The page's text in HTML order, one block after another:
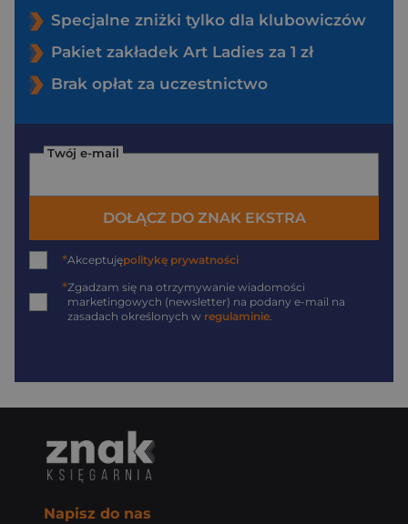
Specjalne zniżki tylko dla klubowiczów
Pakiet zakładek Art Ladies za 1 zł
Brak opłat za uczestnictwo
Twój e-mail
DOŁĄCZ DO ZNAK EKSTRA
*Akceptujępolitykę prywatności
*Zgadzam się na otrzymywanie wiadomości
marketingowych (newsletter) na podany e-mail na
zasadach określonych w regulaminie
Napisz do nas